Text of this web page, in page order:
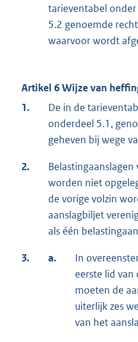
tarieventabel
5.2 genoemde
waarvoor wordt
Artikel 6 Wijze van
1.
De in de
onderdeel 5.1,
geheven bij wege
2.
worden niet
de vorige volzin
aanslagbiljet
als één
3. a.
In
eerste lid
moeten de
uiterlijk zes
van het